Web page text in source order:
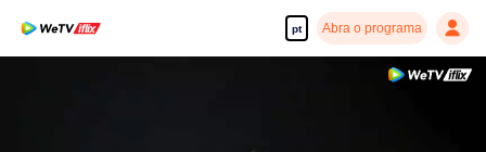
pt Abra o programa